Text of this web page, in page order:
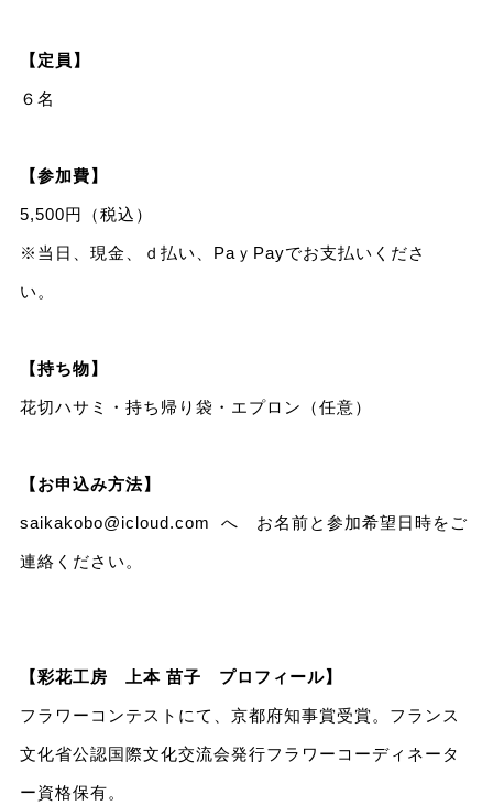
【定員】
６名
【参加費】
5,500円（税込）
※当日、現金、ｄ払い、PaｙPayでお支払いくださ
い。
【持ち物】
花切ハサミ・持ち帰り袋・エプロン（任意）
【お申込み方法】
saikakobo@icloud.com へ お名前と参加希望日時をご
連絡ください。
【彩花工房 上本 苗子 プロフィール】
フラワーコンテストにて、京都府知事賞受賞。フランス
文化省公認国際文化交流会発行フラワーコーディネータ
ー資格保有。